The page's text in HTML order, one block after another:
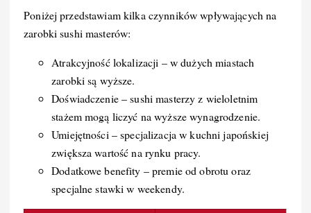
Poniżej przedstawiam kilka czynników wpływających na
zarobki sushi masterów:
Atrakcyjność lokalizacji – w dużych miastach
zarobki są wyższe.
Doświadczenie – sushi masterzy z wieloletnim
stażem mogą liczyć na wyższe wynagrodzenie.
Umiejętności – specjalizacja w kuchni japońskiej
zwiększa wartość na rynku pracy.
Dodatkowe benefity – premie od obrotu oraz
specjalne stawki w weekendy.